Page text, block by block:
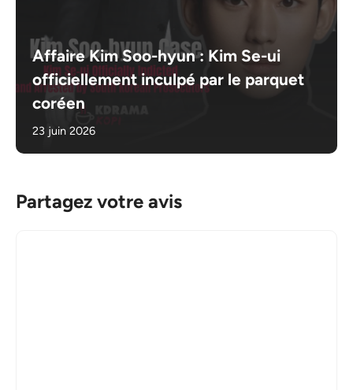
Affaire Kim Soo-hyun : Kim Se-ui
officiellement inculpé par le parquet
coréen
23 juin 2026
Partagez votre avis